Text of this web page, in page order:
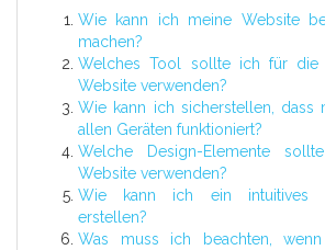
Wie kann ich meine Website
machen?
Welches Tool sollte ich für die
Website verwenden?
Wie kann ich sicherstellen, dass
allen Geräten funktioniert?
Welche Design-Elemente
Website verwenden?
Wie kann ich ein intuitives
erstellen?
Was muss ich beachten,